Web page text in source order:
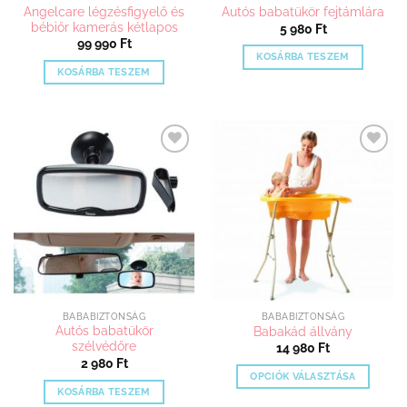
Angelcare légzésfigyelő és
bébiőr kamerás kétlapos
99 990 Ft
KOSÁRBA TESZEM
Autós babatükör fejtámlára
5 980 Ft
KOSÁRBA TESZEM
Kedvenceimhez
adom
BABABIZTONSÁG
Autós babatükör
szélvédőre
2 980 Ft
KOSÁRBA TESZEM
Kedvenceimhez
BABABIZTONSÁG
Babakád állvány
14 980 Ft
OPCIÓK VÁLASZTÁSA